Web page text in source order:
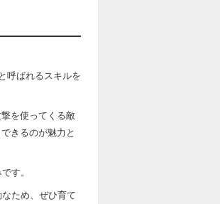
と呼ばれるスキルを
を使ってくる敵
きるのが魅力と
す。
ため、ぜひ育て